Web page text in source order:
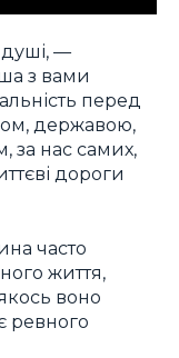
душі, —
з вами
перед
державою,
за нас самих,
дороги
часто
життя,
воно
ревного